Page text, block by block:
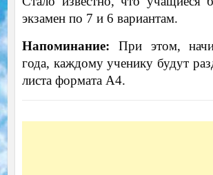
экзамен по 7 и 6 вариантам.
Напоминание: При этом,
года, каждому ученику будут
листа формата А4.